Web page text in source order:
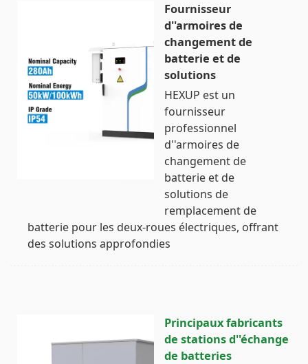
Fournisseur
d''armoires de
changement de
batterie et de
solutions
HEXUP est un
fournisseur
professionnel
d''armoires de
changement de
batterie et de
solutions de
remplacement de
batterie pour les deux-roues électriques, offrant
des solutions approfondies
Principaux fabricants
de stations d''échange
de batteries